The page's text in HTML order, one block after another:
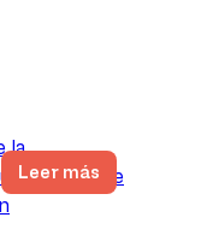
Leer más